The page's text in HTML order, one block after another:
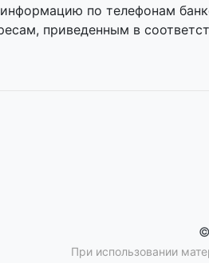
информацию по телефонам
приведенным в
При использовании